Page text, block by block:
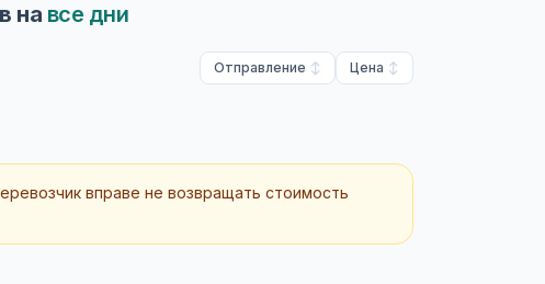
на все дни
Отправление Цена
вправе не возвращать стоимость